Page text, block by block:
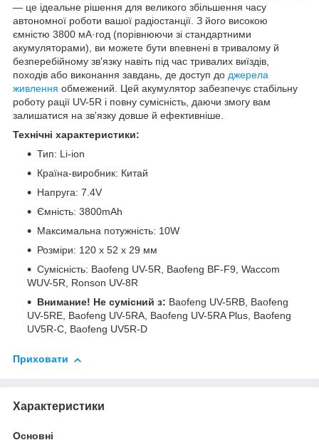
— це ідеальне рішення для великого збільшення часу
автономної роботи вашої радіостанції. З його високою
ємністю 3800 мА·год (порівнюючи зі стандартними
акумуляторами), ви можете бути впевнені в тривалому й
безперебійному зв'язку навіть під час тривалих виїздів,
походів або виконання завдань, де доступ до джерела
живлення обмежений. Цей акумулятор забезпечує стабільну
роботу рації UV-5R і повну сумісність, даючи змогу вам
залишатися на зв'язку довше й ефективніше.
Технічні характеристики:
Тип: Li-ion
Країна-виробник: Китай
Напруга: 7.4V
Ємність: 3800mAh
Максимальна потужність: 10W
Розміри: 120 x 52 x 29 мм
Сумісність: Baofeng UV-5R, Baofeng BF-F9, Waccom
WUV-5R, Ronson UV-8R
Внимание! Не сумісний з: Baofeng UV-5RB, Baofeng
UV-5RE, Baofeng UV-5RA, Baofeng UV-5RA Plus, Baofeng
UV5R-C, Baofeng UV5R-D
Приховати
Характеристики
Основні